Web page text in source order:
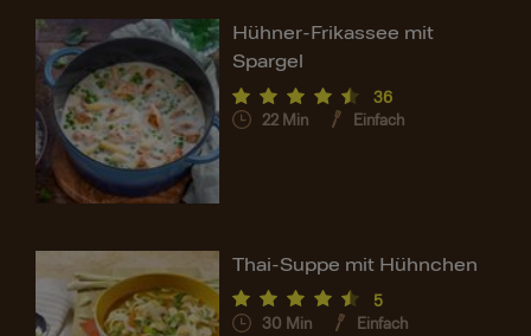
Hühner-Frikassee mit
Spargel
36
22 Min Einfach
Thai-Suppe mit Hühnchen
5
30 Min Einfach